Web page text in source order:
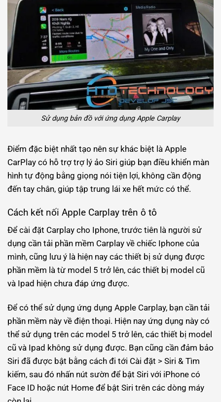
Sử dụng bản đồ với ứng dụng Apple Carplay
Điểm đặc biệt nhất tạo nên sự khác biệt là Apple
CarPlay có hỗ trợ trợ lý ảo Siri giúp bạn điều khiển màn
hình tự động bằng giọng nói tiện lợi, không cần động
đến tay chân, giúp tập trung lái xe hết mức có thể.
Cách kết nối Apple Carplay trên ô tô
Để cài đặt Carplay cho Iphone, trước tiên là người sử
dụng cần tải phần mềm Carplay về chiếc Iphone của
mình, cũng lưu ý là hiện nay các thiết bị sử dụng được
phần mềm là từ model 5 trở lên, các thiết bị model cũ
và Ipad hiện chưa đáp ứng được.
Để có thể sử dụng ứng dụng Apple Carplay, bạn cần tải
phần mềm này về điện thoại. Hiện nay ứng dụng này có
thể sử dụng trên các model 5 trở lên, các thiết bị model
cũ và Ipad không sử dụng được. Bạn cũng cần đảm bảo
Siri đã được bật bằng cách đi tới Cài đặt > Siri & Tìm
kiếm, sau đó nhấn nút sườn để bật Siri với iPhone có
Face ID hoặc nút Home để bật Siri trên các dòng máy